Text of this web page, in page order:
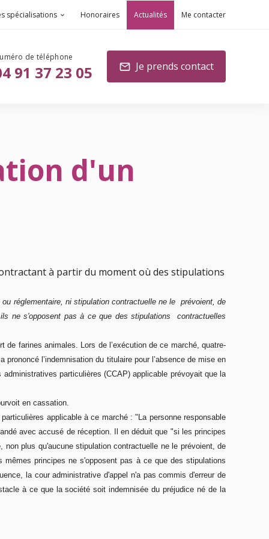
spécialisations Honoraires Actualités Me contacter
91 37 23 05 mail Je prends contact
d'un
à partir du moment où des stipulations
réglementaire, ni stipulation contractuelle ne le prévoient, de
ne s'opposent pas à ce que des stipulations contractuelles
farines animales. Lors de l’exécution de ce marché, quatre-
l’indemnisation du titulaire pour l’absence de mise en
particulières (CCAP) applicable prévoyait que la
en cassation.
applicable à ce marché : "La personne responsable
avec accusé de réception. Il en déduit que "si les principes
plus qu'aucune stipulation contractuelle ne le prévoient, de
principes ne s'opposent pas à ce que des stipulations
la cour administrative d'appel n'a pas commis d'erreur de
à ce que la société soit indemnisée du préjudice né de la